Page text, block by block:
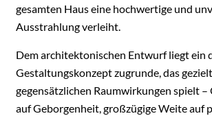
gesamten Haus eine hochwertige und
Ausstrahlung verleiht.
Dem architektonischen Entwurf liegt ein
Gestaltungskonzept zugrunde, das
gegensätzlichen Raumwirkungen spielt
auf Geborgenheit, großzügige Weite auf